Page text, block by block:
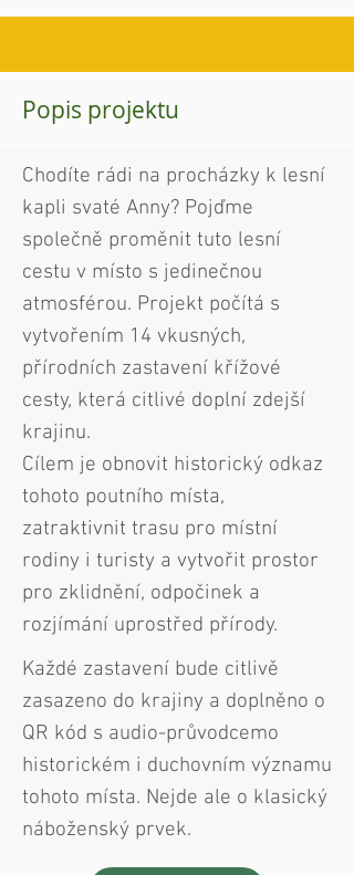
Popis projektu
Chodíte rádi na procházky k lesní
kapli svaté Anny? Pojďme
společně proměnit tuto lesní
cestu v místo s jedinečnou
atmosférou. Projekt počítá s
vytvořením 14 vkusných,
přírodních zastavení křížové
cesty, která citlivé doplní zdejší
krajinu.
Cílem je obnovit historický odkaz
tohoto poutního místa,
zatraktivnit trasu pro místní
rodiny i turisty a vytvořit prostor
pro zklidnění, odpočinek a
rozjímání uprostřed přírody.
Každé zastavení bude citlivě
zasazeno do krajiny a doplněno o
QR kód s audio-průvodcemo
historickém i duchovním významu
tohoto místa. Nejde ale o klasický
náboženský prvek.